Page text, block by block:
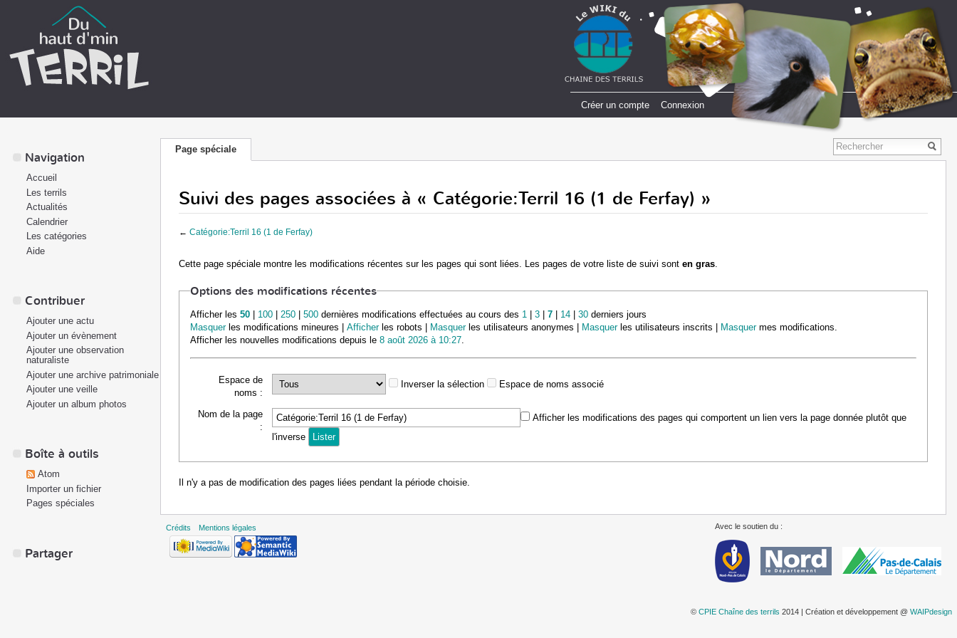
Créer un compte Connexion
Page spéciale
Suivi des pages associées à « Catégorie:Terril 16 (1 de Ferfay) »
← Catégorie:Terril 16 (1 de Ferfay)
Cette page spéciale montre les modifications récentes sur les pages qui sont liées. Les pages de votre liste de suivi sont en gras
Options des modifications récentes
Afficher les 50 | 100 | 250 | 500 dernières modifications effectuées au cours des 1 | 3 | 7 | 14 | 30 derniers jours
Masquerles modifications mineures | Afficherles robots | Masquerles utilisateurs anonymes | Masquerles utilisateurs inscrits | Masquermes modifications.
Afficher les nouvelles modifications depuis le 8 août 2026 à 10:27
Espace de
noms :
Inverser la sélection Espace de noms associé
Nom de la page
:
Afficher les modifications des pages qui comportent un lien vers la page donnée plutôt que
l'inverse
Il n'y a pas de modification des pages liées pendant la période choisie.
Navigation
Accueil
Les terrils
Actualités
Calendrier
Les catégories
Aide
Contribuer
Ajouter une actu
Ajouter un évènement
Ajouter une observation
naturaliste
Ajouter une archive patrimoniale
Ajouter une veille
Ajouter un album photos
Boîte à outils
Atom
Importer un fichier
Pages spéciales
Partager
Crédits Mentions légales Avec le soutien du :
© CPIE Chaîne des terrils 2014 | Création et développement @ WAIPdesign